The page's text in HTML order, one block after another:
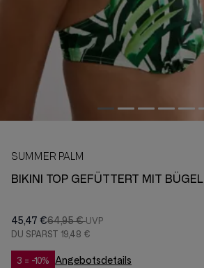
SUMMER PALM
BIKINI TOP GEFÜTTERT MIT BÜGEL
45,47 €64,95 €
DU SPARST 19,48 €
3 = -10% Angebotsdetails